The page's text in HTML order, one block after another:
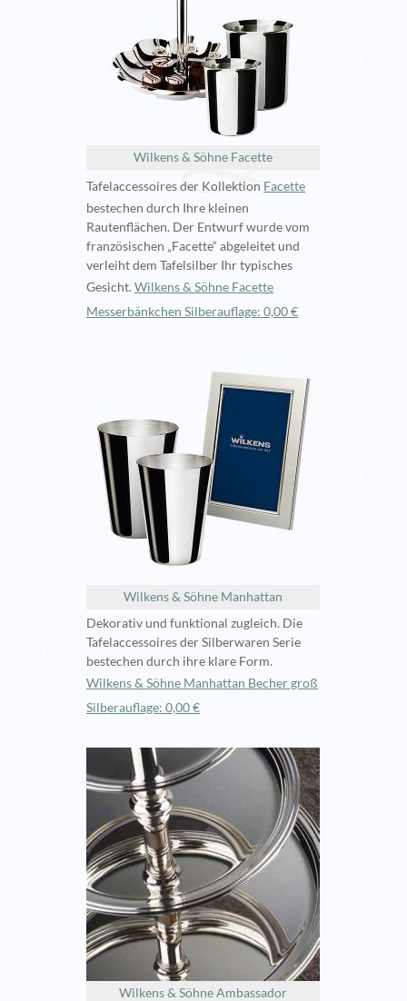
Wilkens & Söhne Facette
Tafelaccessoires der Kollektion Facette
bestechen durch Ihre kleinen
Rautenflächen. Der Entwurf wurde vom
französischen „Facette“ abgeleitet und
verleiht dem Tafelsilber Ihr typisches
Gesicht. Wilkens & Söhne Facette
Messerbänkchen Silberauflage: 0,00 €
Wilkens & Söhne Manhattan
Dekorativ und funktional zugleich. Die
Tafelaccessoires der Silberwaren Serie
bestechen durch ihre klare Form.
Wilkens & Söhne Manhattan Becher groß
Silberauflage: 0,00 €
Wilkens & Söhne Ambassador